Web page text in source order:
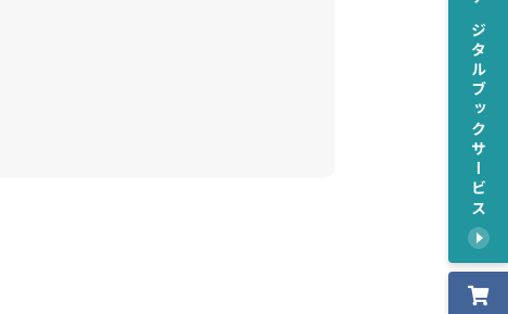
デジタルブックサービス